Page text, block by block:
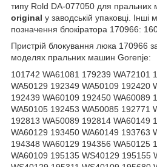
типу Rold DA-077050 для пральних
original у заводській упаковці. Інші
позначення блокіратора 170966:
Пристрій блокування люка 170966
моделях пральних машин Gorenje:
101742 WA61081 179239 WA72101
WA50129 192349 WA50109 192420
192439 WA60109 192450 WA60089
WA50105 192453 WA50085 192771
192813 WA50089 192814 WA60149
WA60129 193450 WA60149 193763
194348 WA60129 194356 WA50125
WA60109 195135 WS40129 195155